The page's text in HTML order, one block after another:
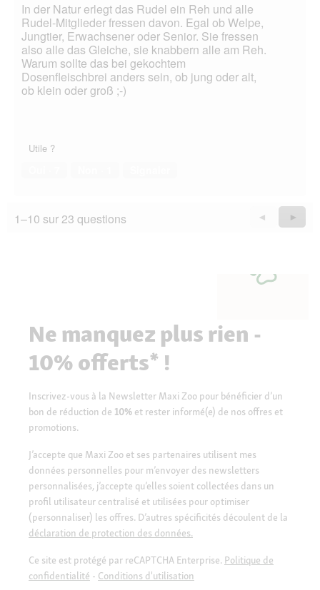
In der Natur erlegt das Rudel ein Reh und alle
Rudel-Mitglieder fressen davon. Egal ob Welpe,
Jungtier, Erwachsener oder Senior. Sie fressen
also alle das Gleiche, sie knabbern alle am Reh.
Warum sollte das bei gekochtem
Dosenfleischbrei anders sein, ob jung oder alt,
ob klein oder groß ;-)
Utile ?
1–10 sur 23 questions
Précédent
Questions
◄ ►
Ne manquez plus rien -
10% offerts* !
Inscrivez-vous à la Newsletter Maxi Zoo pour bénéficier d’un
bon de réduction de 10% et rester informé(e) de nos offres et
promotions.
J’accepte que Maxi Zoo et ses partenaires utilisent mes
données personnelles pour m’envoyer des newsletters
personnalisées, j’accepte qu’elles soient collectées dans un
profil utilisateur centralisé et utilisées pour optimiser
(personnaliser) les offres. D’autres spécificités découlent de la
déclaration de protection des données.
Ce site est protégé par reCAPTCHA Enterprise. Politique de
confidentialité - Conditions d'utilisation